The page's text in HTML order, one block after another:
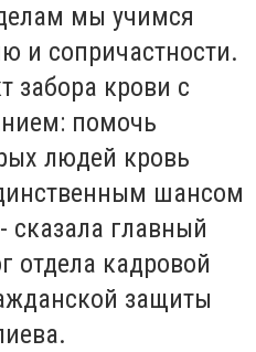
мы учимся
и сопричастности.
забора крови с
помочь
людей кровь
шансом
сказала главный
отдела кадровой
защиты